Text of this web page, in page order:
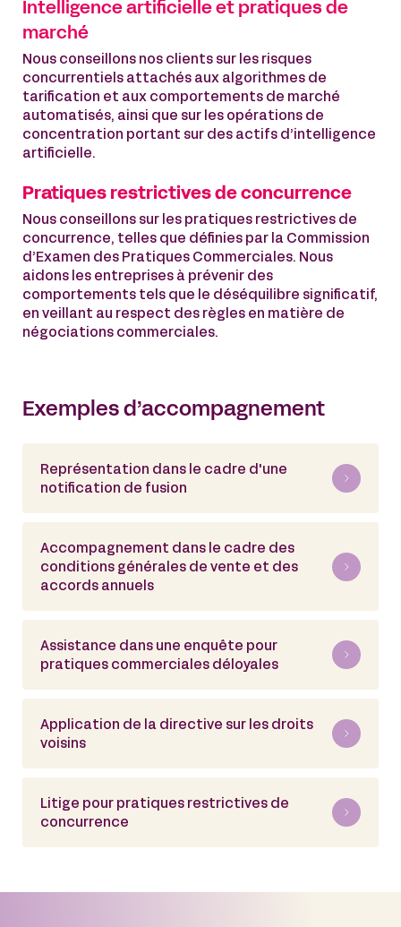
Intelligence artificielle et pratiques de
marché
Nous conseillons nos clients sur les risques
concurrentiels attachés aux algorithmes de
tarification et aux comportements de marché
automatisés, ainsi que sur les opérations de
concentration portant sur des actifs d’intelligence
artificielle.
Pratiques restrictives de concurrence
Nous conseillons sur les pratiques restrictives de
concurrence, telles que définies par la Commission
d’Examen des Pratiques Commerciales. Nous
aidons les entreprises à prévenir des
comportements tels que le déséquilibre significatif,
en veillant au respect des règles en matière de
négociations commerciales.
Exemples d’accompagnement
Représentation dans le cadre d'une
notification de fusion
Accompagnement dans le cadre des
conditions générales de vente et des
accords annuels
Assistance dans une enquête pour
pratiques commerciales déloyales
Application de la directive sur les droits
voisins
Litige pour pratiques restrictives de
concurrence